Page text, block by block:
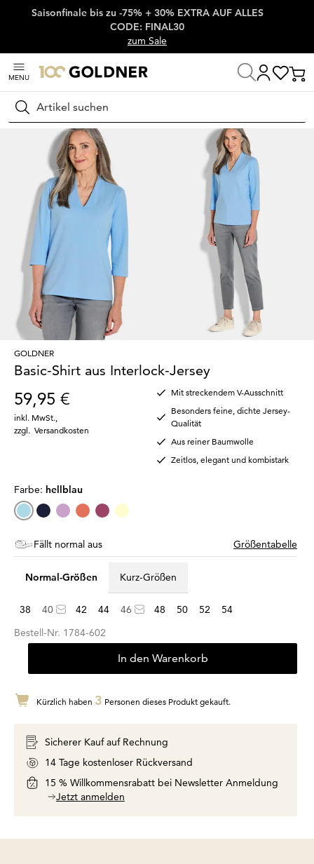
Überspringe Navigation, direkt zum Content
Saisonfinale bis zu -75% + 30% EXTRA AUF ALLES
CODE: FINAL30
zum Sale
MENU
Suchen
Startseite Damenmode
GOLDNER
Basic-Shirt aus Interlock-Jersey
59,95 €
inkl. MwSt.
zzgl. Versandkosten
Mit streckendem V-Ausschnitt
Besonders feine, dichte Jersey-
Qualität
Aus reiner Baumwolle
Zeitlos, elegant und kombistark
Farbe: hellblau
Fällt normal aus Größentabelle
Normal-Größen Kurz-Größen
38 40 42 44 46 48 50 52
54
Bestell-Nr. 1784-602
In den Warenkorb
Kürzlich haben 3 Personen dieses Produkt gekauft.
Sicherer Kauf auf Rechnung
14 Tage kostenloser Rückversand
15 % Willkommensrabatt bei Newsletter Anmeldung
Jetzt anmelden